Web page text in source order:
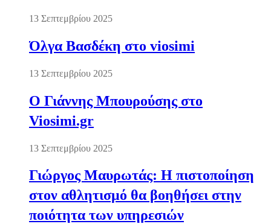
13 Σεπτεμβρίου 2025
Όλγα Βασδέκη στο viosimi
13 Σεπτεμβρίου 2025
Ο Γιάννης Μπουρούσης στο
Viosimi.gr
13 Σεπτεμβρίου 2025
Γιώργος Μαυρωτάς: Η πιστοποίηση
στον αθλητισμό θα βοηθήσει στην
ποιότητα των υπηρεσιών